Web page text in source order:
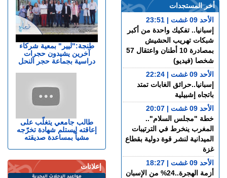
طنجة:"ليير" بمعية شركاء
آخرين يشيدون حجرات
دراسية بجماعة حجر النحل
طالب جامعي يتغلّب على
إعاقته ليستلم شهادة تخرّجه
مشياً بمساعدة صديقته
إعلانات
أخر المستجدات
الأحد 09 غشت | 23:51
إسبانيا.. تفكيك واحدة من أكبر
شبكات تهريب الحشيش
بمصادرة 10 أطنان واعتقال 57
شخصا (فيديو)
الأحد 09 غشت | 22:24
إسبانيا..حرائق الغابات تمتد
باتجاه إشبيلية
الأحد 09 غشت | 20:07
خطة "مجلس السلام"..
المغرب ينخرط في الترتيبات
الميدانية لنشر قوة دولية بقطاع
غزة
الأحد 09 غشت | 18:27
أزمة الهجرة..24% من الإسبان